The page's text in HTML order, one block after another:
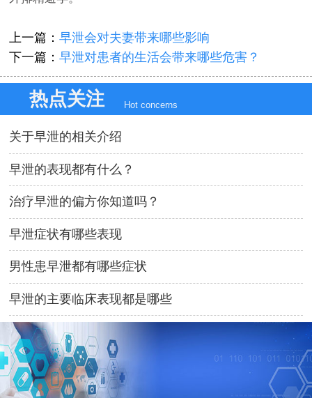
上一篇：早泄会对夫妻带来哪些影响
下一篇：早泄对患者的生活会带来哪些危害？
热点关注 Hot concerns
关于早泄的相关介绍
早泄的表现都有什么？
治疗早泄的偏方你知道吗？
早泄症状有哪些表现
男性患早泄都有哪些症状
早泄的主要临床表现都是哪些